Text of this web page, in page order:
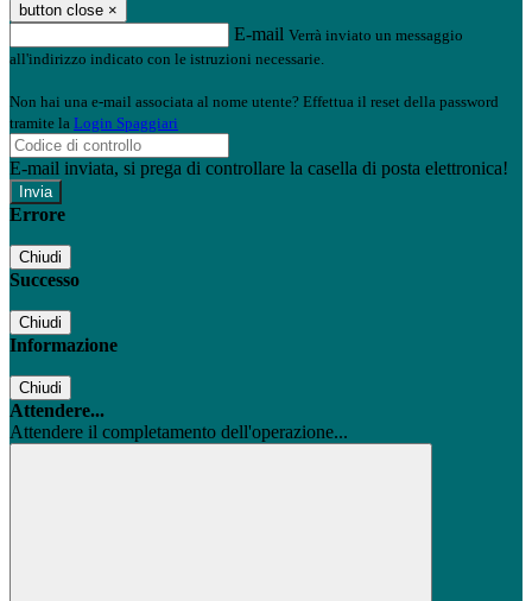
button close ×
E-mail Verrà inviato un messaggio
all'indirizzo indicato con le istruzioni necessarie.
Non hai una e-mail associata al nome utente? Effettua il reset della password
tramite la Login Spaggiari
E-mail inviata, si prega di controllare la casella di posta elettronica!
Errore
Chiudi
Successo
Chiudi
Informazione
Chiudi
Attendere...
Attendere il completamento dell'operazione...